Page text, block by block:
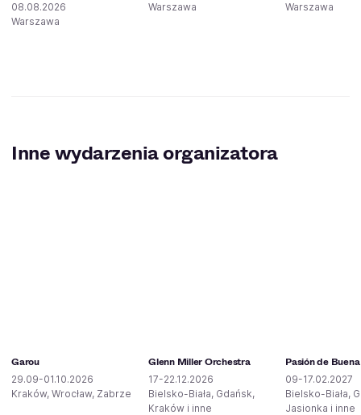
08.08.2026
Warszawa
Warszawa
Warszawa
Inne wydarzenia organizatora
Garou
29.09-01.10.2026
Kraków, Wrocław, Zabrze
Glenn Miller Orchestra
17-22.12.2026
Bielsko-Biała, Gdańsk,
Kraków i inne
Pasión de
09-17.02.2027
Bielsko-Biała,
Jasionka i inne